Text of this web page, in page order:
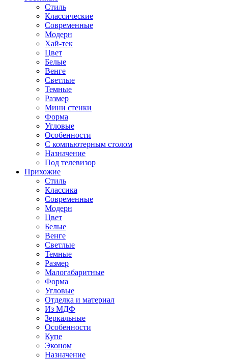
Стиль
Классические
Современные
Модерн
Хай-тек
Цвет
Белые
Венге
Светлые
Темные
Размер
Мини стенки
Форма
Угловые
Особенности
С компьютерным столом
Назначение
Под телевизор
Прихожие
Стиль
Классика
Современные
Модерн
Цвет
Белые
Венге
Светлые
Темные
Размер
Малогабаритные
Форма
Угловые
Отделка и материал
Из МДФ
Зеркальные
Особенности
Купе
Эконом
Назначение